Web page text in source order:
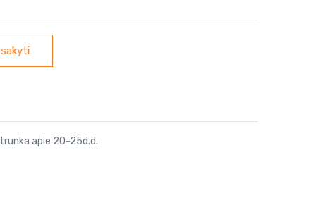
apie 20-25d.d.